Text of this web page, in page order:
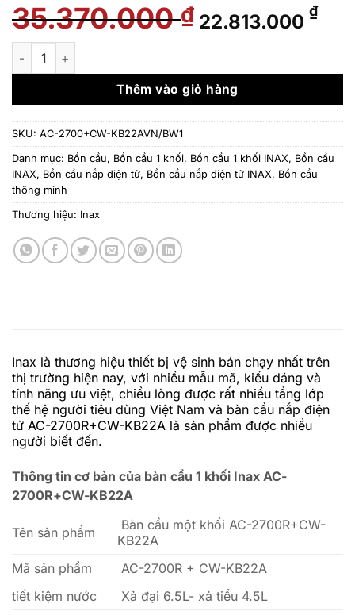
35.370.000₫ Giá
gốc
35.370.000 ₫.
22.813.000 ₫Giá
là:
Bồn cầu nắp điện tử INAX AC-2700+CW-KB22AVN số lượng
Thêm vào giỏ hàng
SKU: AC-2700+CW-KB22AVN/BW1
Danh mục: Bồn cầu, Bồn cầu 1 khối, Bồn cầu 1 khối INAX, Bồn cầu
INAX, Bồn cầu nắp điện tử, Bồn cầu nắp điện tử INAX, Bồn cầu
thông minh
Thương hiệu: Inax
Inax là thương hiệu thiết bị vệ sinh bán chạy nhất trên
thị trường hiện nay, với nhiều mẫu mã, kiểu dáng và
tính năng ưu việt, chiều lòng được rất nhiều tầng lớp
thế hệ người tiêu dùng Việt Nam và bàn cầu nắp điện
tử AC-2700R+CW-KB22A là sản phẩm được nhiều
người biết đến.
Thông tin cơ bản của bàn cầu 1 khối Inax AC-
2700R+CW-KB22A
Tên sản phẩm
Bàn cầu một khối AC-2700R+CW-
KB22A
Mã sản phẩm
AC-2700R + CW-KB22A
tiết kiệm nước
Xả đại 6.5L- xả tiểu 4.5L